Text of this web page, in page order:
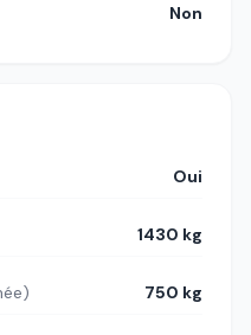
Non
Oui
1430 kg
750 kg